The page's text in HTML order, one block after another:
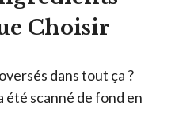
Choisir
dans tout ça ?
été scanné de fond en